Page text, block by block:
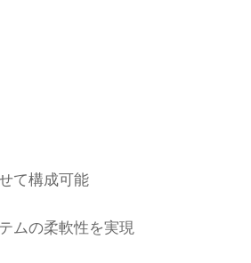
て構成可能
ムの柔軟性を実現